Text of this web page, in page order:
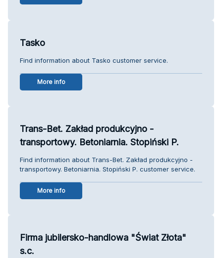
Tasko
Find information about Tasko customer service.
More info
Trans-Bet. Zakład produkcyjno -
transportowy. Betoniarnia. Stopiński P.
Find information about Trans-Bet. Zakład produkcyjno -
transportowy. Betoniarnia. Stopiński P. customer service.
More info
Firma jubilersko-handlowa "Świat Złota"
s.c.